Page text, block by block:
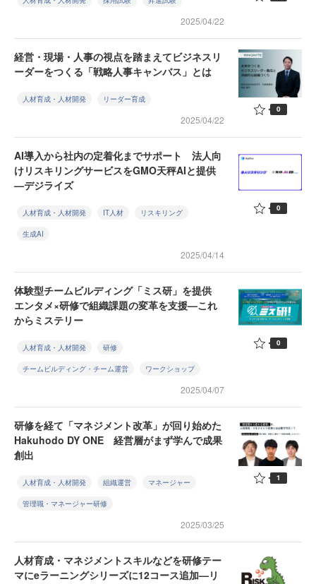
2025/04/22
経営・現場・人事の視点を踏まえてビジネスリ
ーダーをつくる「戦略人事キャンバス」とは
人材育成・人材開発 リーダー育成
2025/04/22
0
AI導入から社内の定着化までサポート 法人向
けリスキリングサービスをGMO天秤AIと提供
—デジライズ
人材育成・人材開発 IT人材 リスキリング
生成AI
2025/04/14
0
体験型チームビルディング「ミス研」を提供
エンタメ×研修で組織課題の変革を支援—これ
からミステリー
人材育成・人材開発 研修
チームビルディング・チーム運営 ワークショップ
2025/04/07
0
研修を経て「マネジメント改革」が回り始めた
Hakuhodo DY ONE 経営層がまず学んで成果
創出
人材育成・人材開発 組織運営 マネージャー
管理職・マネージャー研修
2025/03/25
1
人材育成・マネジメントスキルなどを研修テー
マにeラーニングシリーズに12コース追加—リ